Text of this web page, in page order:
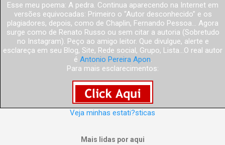
Esse meu poema: A pedra. Continua aparecendo na Internet em
versões equivocadas: Primeiro o “Autor desconhecido” e os
plagiadores, depois, como de Chaplin, Fernando Pessoa... Agora
surge como de Renato Russo ou sem citar a autoria (Sobretudo
no Instagram). Peço ao amigo leitor. Que divulgue, alerte e
esclareça em seu Blog, Site, Rede social, Grupo, Lista...O real autor
é Antonio Pereira Apon.
Para mais esclarecimentos:
Veja minhas estati?sticas
Mais lidas por aqui